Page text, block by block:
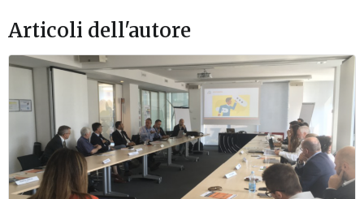
Articoli dell'autore